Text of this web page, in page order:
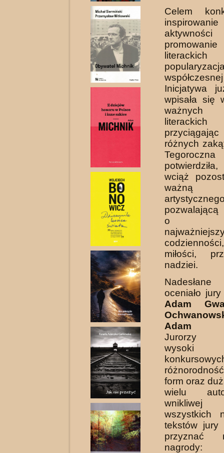
Celem
Inicjatywa
wpisała się
ważnych
różnych
wciąż
ważną
o
miłości,
nadziei.
oceniało
Adam
Adam
Jurorzy
wysoki
form oraz
wielu
wszystkich
tekstów jury
przyznać
nagrody: